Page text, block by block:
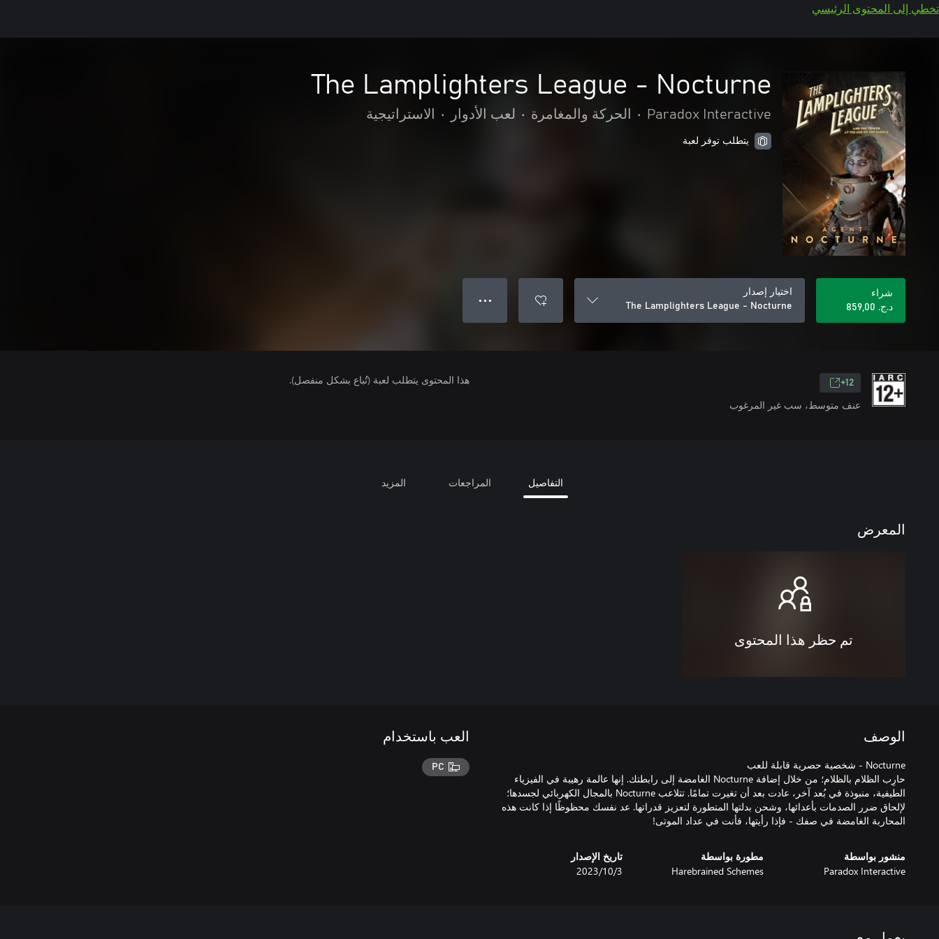
تخطي إلى المحتوى الرئيسي
The Lamplighters League - Nocturne
Paradox Interactive
• الحركة والمغامرة • لعب الأدوار • الاستراتيجية
يتطلب توفر لعبة
شراء
د.ج.‏ 859,00
اختيار إصدار
The Lamplighters League - Nocturne
● ● ●
12+
عنف متوسط، سب غير المرغوب
هذا المحتوى يتطلب لعبة (تُباع بشكل منفصل).
التفاصيل المراجعات المزيد
المعرض
تم حظر هذا المحتوى
الوصف
حارِب الظلام بالظلام؛ من خلال إضافة Nocturne الغامضة إلى رابطتك. إنها عالمة رهيبة في الفيزياء
الطيفية، منبوذة في بُعد آخر، عادت بعد أن تغيرت تمامًا. تتلاعب Nocturne بالمجال الكهربائي لجسدها؛
لإلحاق ضرر الصدمات بأعدائها، وشحن بدلتها المتطورة لتعزيز قدراتها. عد نفسك محظوظًا إذا كانت هذه
المحاربة الغامضة في صفك - فإذا رأيتها، فأنت في عداد الموتى!
منشور بواسطة
Paradox Interactive
مطورة بواسطة
Harebrained Schemes
تاريخ الإصدار
3‏/10‏/2023
العب باستخدام
PC